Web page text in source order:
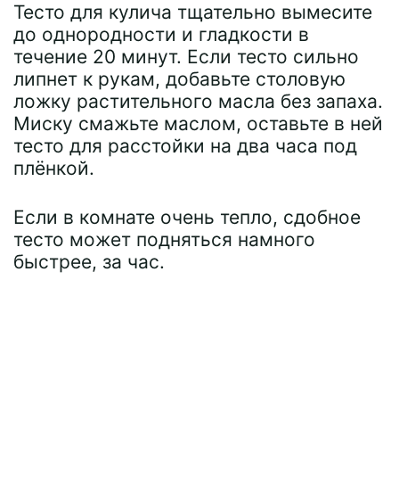
Тесто для кулича тщательно вымесите
до однородности и гладкости в
течение 20 минут. Если тесто сильно
липнет к рукам, добавьте столовую
ложку растительного масла без запаха.
Миску смажьте маслом, оставьте в ней
тесто для расстойки на два часа под
плёнкой.
Если в комнате очень тепло, сдобное
тесто может подняться намного
быстрее, за час.